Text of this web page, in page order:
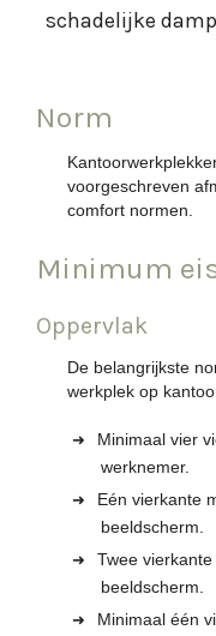
Norm
voorgeschreven
comfort normen.
Minimum
Oppervlak
De belangrijkste
werkplek op
Minimaal vier
werknemer.
Eén vierkante
beeldscherm.
Twee
beeldscherm.
Minimaal één